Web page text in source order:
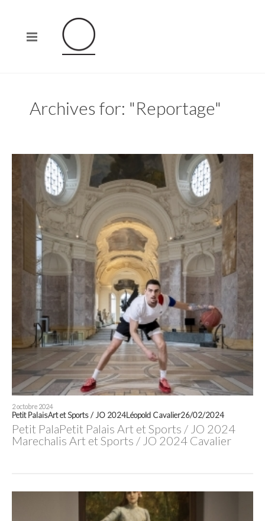
Archives for: "Reportage"
2 octobre 2024
Petit PalaisArt et Sports / JO 2024Léopold Cavalier26/02/2024
Petit PalaPetit Palais Art et Sports / JO 2024
Marechalis Art et Sports / JO 2024 Cavalier